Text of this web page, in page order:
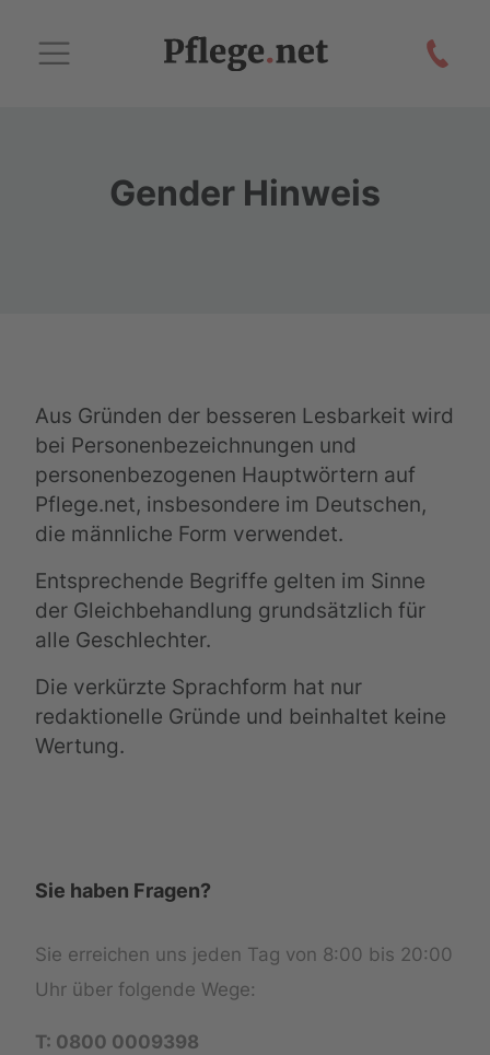
Gender Hinweis
Aus Gründen der besseren Lesbarkeit wird
bei Personenbezeichnungen und
personenbezogenen Hauptwörtern auf
Pflege.net, insbesondere im Deutschen,
die männliche Form verwendet.
Entsprechende Begriffe gelten im Sinne
der Gleichbehandlung grundsätzlich für
alle Geschlechter.
Die verkürzte Sprachform hat nur
redaktionelle Gründe und beinhaltet keine
Wertung.
Sie haben Fragen?
Sie erreichen uns jeden Tag von 8:00 bis 20:00
Uhr über folgende Wege:
T: 0800 0009398